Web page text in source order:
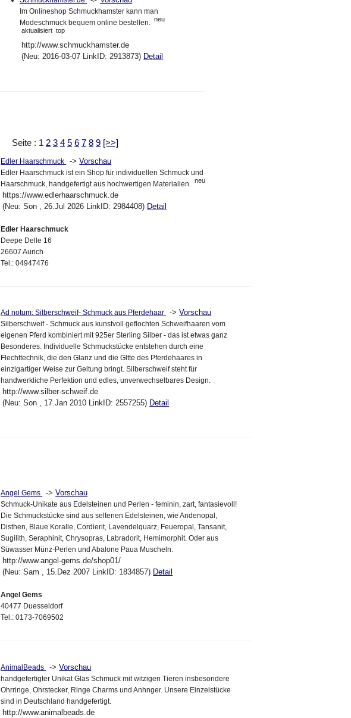
Im Onlineshop Schmuckhamster kann man
Modeschmuck bequem online bestellen. neu
aktualisiert top
http://www.schmuckhamster.de
(Neu: 2016-03-07 LinkID: 2913873) Detail
Seite : 1 2 3 4 5 6 7 8 9 [>>]
Edler Haarschmuck ->Vorschau
Edler Haarschmuck ist ein Shop für individuellen Schmuck und
Haarschmuck, handgefertigt aus hochwertigen Materialien.
neu
https://www.edlerhaarschmuck.de
(Neu: Son , 26.Jul 2026 LinkID: 2984408) Detail
Edler Haarschmuck
Deepe Delle 16
26607 Aurich
Tel.: 04947476
Ad notum: Silberschweif- Schmuck aus Pferdehaar ->Vorschau
Silberschweif - Schmuck aus kunstvoll geflochten Schweifhaaren vom
eigenen Pferd kombiniert mit 925er Sterling Silber - das ist etwas ganz
Besonderes. Individuelle Schmuckstücke entstehen durch eine
Flechttechnik, die den Glanz und die Gltte des Pferdehaares in
einzigartiger Weise zur Geltung bringt. Silberschweif steht für
handwerkliche Perfektion und edles, unverwechselbares Design.
http://www.silber-schweif.de
(Neu: Son , 17.Jan 2010 LinkID: 2557255) Detail
Angel Gems ->Vorschau
Schmuck-Unikate aus Edelsteinen und Perlen - feminin, zart, fantasievoll!
Die Schmuckstücke sind aus seltenen Edelsteinen, wie Andenopal,
Disthen, Blaue Koralle, Cordierit, Lavendelquarz, Feueropal, Tansanit,
Sugilith, Seraphinit, Chrysopras, Labradorit, Hemimorphit. Oder aus
Süwasser Münz-Perlen und Abalone Paua Muscheln.
http://www.angel-gems.de/shop01/
(Neu: Sam , 15.Dez 2007 LinkID: 1834857) Detail
Angel Gems
40477 Duesseldorf
Tel.: 0173-7069502
AnimalBeads ->Vorschau
handgefertigter Unikat Glas Schmuck mit witzigen Tieren insbesondere
Ohrringe, Ohrstecker, Ringe Charms und Anhnger. Unsere Einzelstücke
sind in Deutschland handgefertigt.
http://www.animalbeads.de